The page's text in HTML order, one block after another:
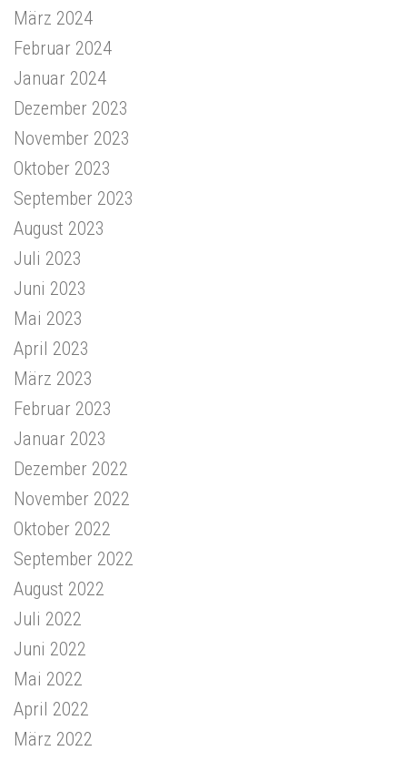
März 2024
Februar 2024
Januar 2024
Dezember 2023
November 2023
Oktober 2023
September 2023
August 2023
Juli 2023
Juni 2023
Mai 2023
April 2023
März 2023
Februar 2023
Januar 2023
Dezember 2022
November 2022
Oktober 2022
September 2022
August 2022
Juli 2022
Juni 2022
Mai 2022
April 2022
März 2022